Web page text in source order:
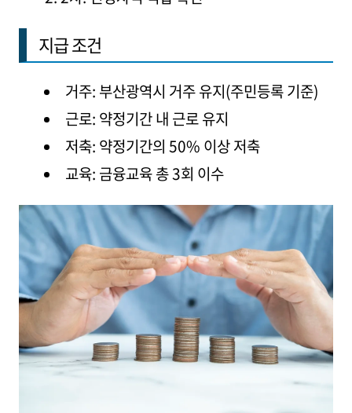
지급 조건
거주: 부산광역시 거주 유지(주민등록 기준)
근로: 약정기간 내 근로 유지
저축: 약정기간의 50% 이상 저축
교육: 금융교육 총 3회 이수